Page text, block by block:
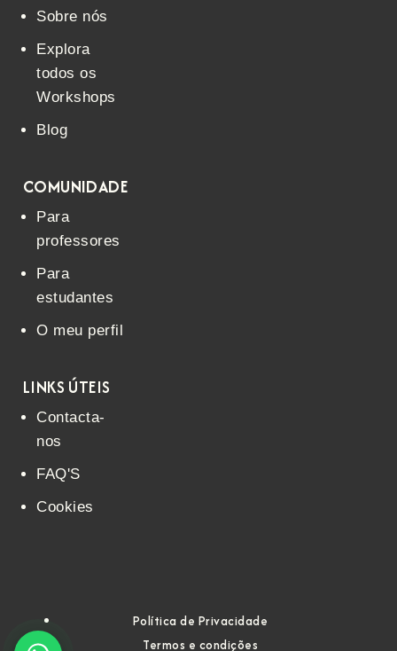
Sobre nós
Explora
todos os
Workshops
Blog
COMUNIDADE
Para
professores
Para
estudantes
O meu perfil
LINKS ÚTEIS
Contacta-
nos
FAQ'S
Cookies
Política de Privacidade
Termos e condições